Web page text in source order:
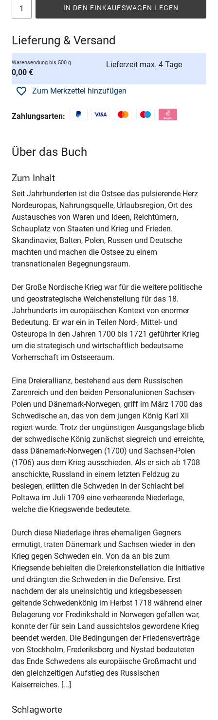
IN DEN EINKAUFSWAGEN LEGEN
Lieferung & Versand
Warensendung bis 500 g
0,00 €
Lieferzeit max. 4 Tage
Zum Merkzettel hinzufügen
Zahlungsarten:
Über das Buch
Zum Inhalt
Seit Jahrhunderten ist die Ostsee das pulsierende Herz
Nordeuropas, Nahrungsquelle, Urlaubsregion, Ort des
Austausches von Waren und Ideen, Reichtümern,
Schauplatz von Staaten und Krieg und Frieden.
Skandinavier, Balten, Polen, Russen und Deutsche
machten und machen die Ostsee zu einem
transnationalen Begegnungsraum.
Der Große Nordische Krieg war für die weitere politische
und geostrategische Weichenstellung für das 18.
Jahrhunderts im europäischen Kontext von enormer
Bedeutung. Er war ein in Teilen Nord-, Mittel- und
Osteuropa in den Jahren 1700 bis 1721 geführter Krieg
um die strategisch und wirtschaftlich bedeutsame
Vorherrschaft im Ostseeraum.
Eine Dreierallianz, bestehend aus dem Russischen
Zarenreich und den beiden Personalunionen Sachsen-
Polen und Dänemark-Norwegen, griff im März 1700 das
Schwedische an, das von dem jungen König Karl XII
regiert wurde. Trotz der ungünstigen Ausgangslage blieb
der schwedische König zunächst siegreich und erreichte,
dass Dänemark-Norwegen (1700) und Sachsen-Polen
(1706) aus dem Krieg ausschieden. Als er sich ab 1708
anschickte, Russland in einem letzten Feldzug zu
besiegen, erlitten die Schweden in der Schlacht bei
Poltawa im Juli 1709 eine verheerende Niederlage,
welche die Kriegswende bedeutete.
Durch diese Niederlage ihres ehemaligen Gegners
ermutigt, traten Dänemark und Sachsen wieder in den
Krieg gegen Schweden ein. Von da an bis zum
Kriegsende behielten die Dreierkonstellation die Initiative
und drängten die Schweden in die Defensive. Erst
nachdem der als uneinsichtig und kriegsbesessen
geltende Schwedenkönig im Herbst 1718 während einer
Belagerung vor Fredirikshald in Norwegen gefallen war,
konnte der für sein Land aussichtslos gewordene Krieg
beendet werden. Die Bedingungen der Friedensverträge
von Stockholm, Frederiksborg und Nystad bedeuteten
das Ende Schwedens als europäische Großmacht und
den gleichzeitigen Aufstieg des Russischen
Kaiserreiches. [...]
Schlagworte